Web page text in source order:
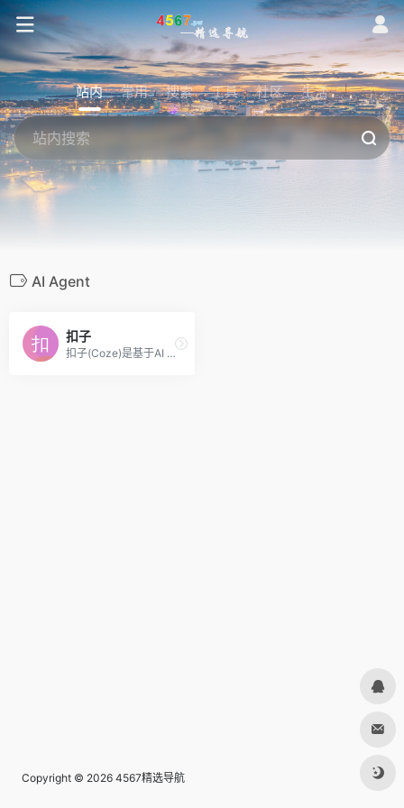
站内 常用 搜索 工具 社区 生活
AI Agent
扣子
扣子(Coze)是基于AI Agent的智能办公平台，提供AI写作、PPT生成、网页开发与AI设计等一体化生产力工具，扣子致力于为用户与企业提供高效、安全、便捷的智能办公新体验。
Copyright © 2026 4567精选导航